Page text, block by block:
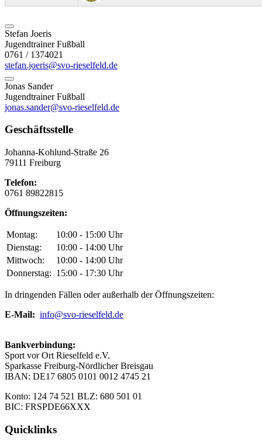
Stefan Joeris
Jugendtrainer Fußball
0761 / 1374021
stefan.joeris@svo-rieselfeld.de
Jonas Sander
Jugendtrainer Fußball
jonas.sander@svo-rieselfeld.de
Geschäftsstelle
Johanna-Kohlund-Straße 26
79111 Freiburg
Telefon:
0761 89822815
Öffnungszeiten:
Montag:
10:00 - 15:00 Uhr
Dienstag:
10:00 - 14:00 Uhr
Mittwoch:
10:00 - 14:00 Uhr
Donnerstag: 15:00 - 17:30 Uhr
In dringenden Fällen oder außerhalb der Öffnungszeiten:
E-Mail: info@svo-rieselfeld.de
Bankverbindung:
Sport vor Ort Rieselfeld e.V.
Sparkasse Freiburg-Nördlicher Breisgau
IBAN: DE17 6805 0101 0012 4745 21
Konto: 124 74 521 BLZ: 680 501 01
BIC: FRSPDE66XXX
Quicklinks